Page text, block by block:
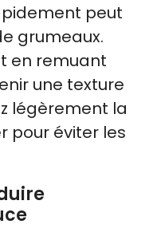
peut
grumeaux.
en remuant
une texture
légèrement la
pour éviter les